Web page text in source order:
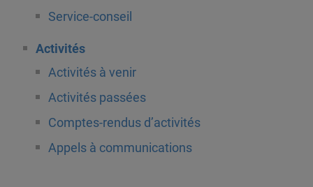
Service-conseil
Activités
Activités à venir
Activités passées
Comptes-rendus d’activités
Appels à communications